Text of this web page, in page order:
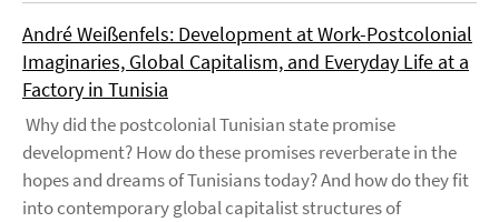
André Weißenfels: Development at Work-Postcolonial
Imaginaries, Global Capitalism, and Everyday Life at a
Factory in Tunisia
Why did the postcolonial Tunisian state promise
development? How do these promises reverberate in the
hopes and dreams of Tunisians today? And how do they fit
into contemporary global capitalist structures of